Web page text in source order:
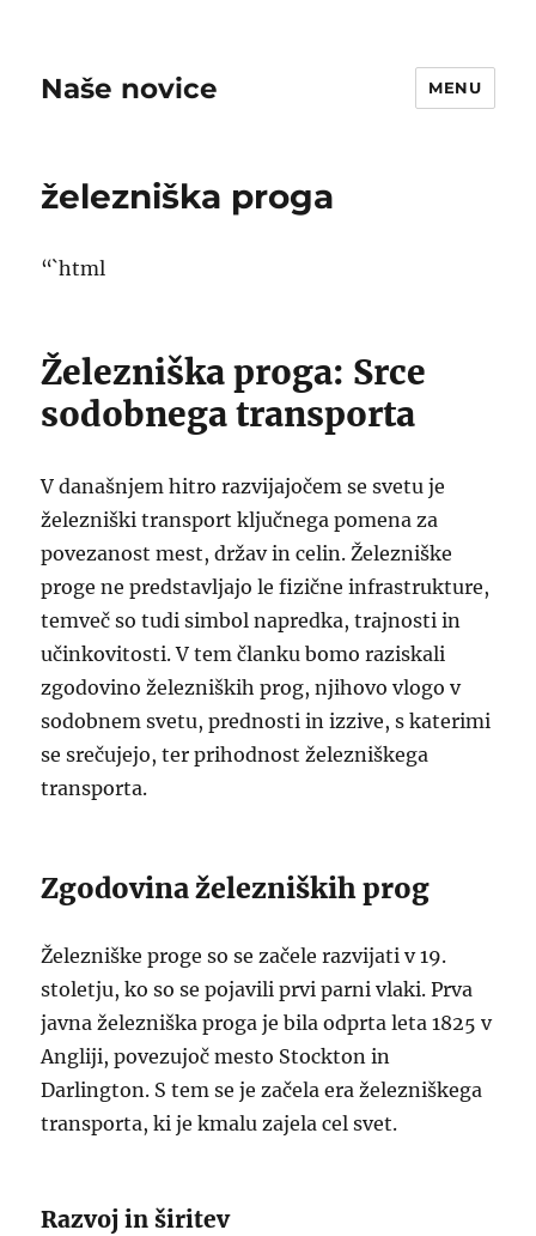
Naše novice MENU
železniška proga
“`html
Železniška proga: Srce
sodobnega transporta
V današnjem hitro razvijajočem se svetu je
železniški transport ključnega pomena za
povezanost mest, držav in celin. Železniške
proge ne predstavljajo le fizične infrastrukture,
temveč so tudi simbol napredka, trajnosti in
učinkovitosti. V tem članku bomo raziskali
zgodovino železniških prog, njihovo vlogo v
sodobnem svetu, prednosti in izzive, s katerimi
se srečujejo, ter prihodnost železniškega
transporta.
Zgodovina železniških prog
Železniške proge so se začele razvijati v 19.
stoletju, ko so se pojavili prvi parni vlaki. Prva
javna železniška proga je bila odprta leta 1825 v
Angliji, povezujoč mesto Stockton in
Darlington. S tem se je začela era železniškega
transporta, ki je kmalu zajela cel svet.
Razvoj in širitev